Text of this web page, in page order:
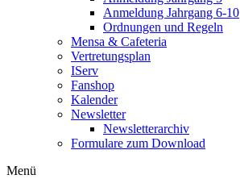
Anmeldung Jahrgang 6-10
Ordnungen und Regeln
Mensa & Cafeteria
Vertretungsplan
IServ
Fanshop
Kalender
Newsletter
Newsletterarchiv
Formulare zum Download
Menü